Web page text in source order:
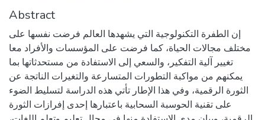
Abstract
إن الطفرة التكنولوجية التي يشهدها العالم فرضت نفسها على
مختلف مجالات الحياة، كما فرضت على المؤسسات والأفراد معا
تغيير آلية التفكير، والسعي إلى الاستفادة من مستحدثاتها بما
يمكنهم من مواكبة التطورات المتسارعة والتغيرات الناتجة عن
الثورة الرقمية، وفي هذا الإطار تأتي هذه الدراسة لتسليط الضوء
على تقنية الحوسبة السحابية باعتبارها إحدى إفرازات الثورة